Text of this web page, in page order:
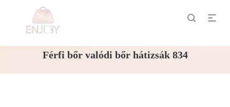
Férfi bőr valódi bőr hátizsák 834